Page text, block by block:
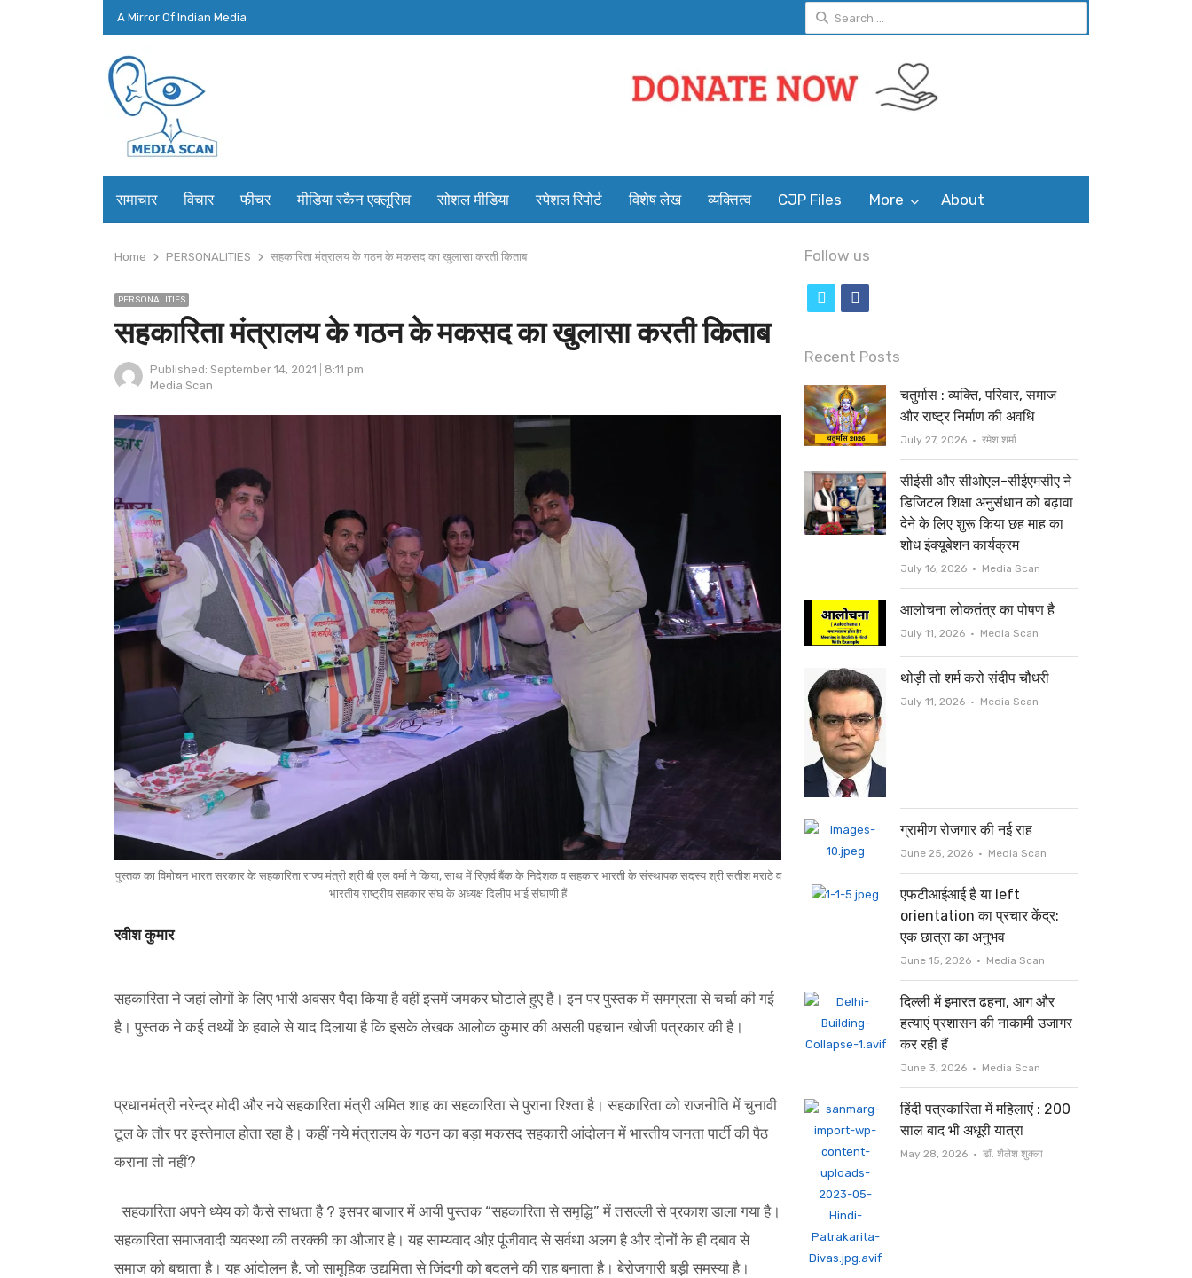
A Mirror Of Indian Media
Search
for:
समाचार विचार फीचर मीडिया स्कैन एक्लूसिव सोशल मीडिया स्पेशल रिपोर्ट विशेष लेख व्यक्तित्व CJP Files More About
Home PERSONALITIES सहकारिता मंत्रालय के गठन के मकसद का खुलासा करती किताब
PERSONALITIES
सहकारिता मंत्रालय के गठन के मकसद का खुलासा करती किताब
Published: September 14, 2021
8:11 pm
Author
Media Scan
पुस्तक का विमोचन भारत सरकार के सहकारिता राज्य मंत्री श्री बी एल वर्मा ने किया, साथ में रिज़र्व बैंक के निदेशक व सहकार भारती के संस्थापक सदस्य श्री सतीश मराठे व
भारतीय राष्ट्रीय सहकार संघ के अध्यक्ष दिलीप भाई संघाणी हैं
रवीश कुमार
सहकारिता ने जहां लोगों के लिए भारी अवसर पैदा किया है वहीं इसमें जमकर घोटाले हुए हैं। इन पर पुस्तक में समग्रता से चर्चा की गई
है। पुस्तक ने कई तथ्यों के हवाले से याद दिलाया है कि इसके लेखक आलोक कुमार की असली पहचान खोजी पत्रकार की है।
प्रधानमंत्री नरेन्द्र मोदी और नये सहकारिता मंत्री अमित शाह का सहकारिता से पुराना रिश्ता है। सहकारिता को राजनीति में चुनावी
टूल के तौर पर इस्तेमाल होता रहा है। कहीं नये मंत्रालय के गठन का बड़ा मकसद सहकारी आंदोलन में भारतीय जनता पार्टी की पैठ
कराना तो नहीं?
सहकारिता अपने ध्येय को कैसे साधता है ? इसपर बाजार में आयी पुस्तक “सहकारिता से समृद्धि” में तसल्ली से प्रकाश डाला गया है।
सहकारिता समाजवादी व्यवस्था की तरक्की का औजार है। यह साम्यवाद औऱ पूंजीवाद से सर्वथा अलग है और दोनों के ही दबाव से
समाज को बचाता है। यह आंदोलन है, जो सामूहिक उद्यमिता से जिंदगी को बदलने की राह बनाता है। बेरोजगारी बड़ी समस्या है।
Follow us
i
t
t
e
r
c
e
b
o
o
k
Recent Posts
चतुर्मास : व्यक्ति, परिवार, समाज
और राष्ट्र निर्माण की अवधि
July 27, 2026 Author
रमेश शर्मा
सीईसी और सीओएल-सीईएमसीए ने
डिजिटल शिक्षा अनुसंधान को बढ़ावा
देने के लिए शुरू किया छह माह का
शोध इंक्यूबेशन कार्यक्रम
July 16, 2026 Author
Media Scan
आलोचना लोकतंत्र का पोषण है
July 11, 2026 Author
Media Scan
थोड़ी तो शर्म करो संदीप चौधरी
July 11, 2026 Author
Media Scan
ग्रामीण रोजगार की नई राह
June 25, 2026 Author
Media Scan
एफटीआईआई है या left
orientation का प्रचार केंद्र:
एक छात्रा का अनुभव
June 15, 2026 Author
Media Scan
दिल्ली में इमारत ढहना, आग और
हत्याएं प्रशासन की नाकामी उजागर
कर रही हैं
June 3, 2026 Author
Media Scan
हिंदी पत्रकारिता में महिलाएं : 200
साल बाद भी अधूरी यात्रा
May 28, 2026 Author
डॉ. शैलेश शुक्ला